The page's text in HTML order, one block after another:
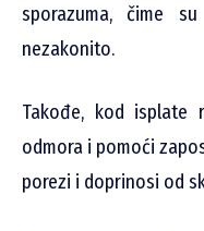
sporazuma, čime
nezakonito.
Takođe, kod isplate
odmora i pomoći
porezi i doprinosi od